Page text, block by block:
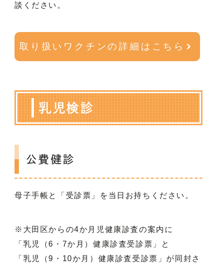
談ください。
取り扱いワクチンの詳細はこちら
乳児検診
公費健診
母子手帳と「受診票」を当日お持ちください。
※大田区からの4か月児健康診査の案内に
「乳児（6・7か月）健康診査受診票」と
「乳児（9・10か月）健康診査受診票」が同封さ